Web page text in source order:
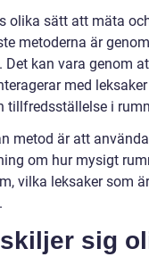
olika sätt att mäta
metoderna är
Det kan vara genom
med
tillfredsställelse i
metod är att
om hur mysigt
vilka leksaker som
sig